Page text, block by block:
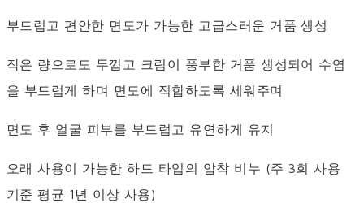
부드럽고 편안한 면도가 가능한 고급스러운 거품 생성
작은 량으로도 두껍고 크림이 풍부한 거품 생성되어 수염
을 부드럽게 하며 면도에 적합하도록 세워주며
면도 후 얼굴 피부를 부드럽고 유연하게 유지
오래 사용이 가능한 하드 타입의 압착 비누 (주 3회 사용
기준 평균 1년 이상 사용)